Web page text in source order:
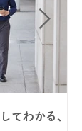
てわかる、自